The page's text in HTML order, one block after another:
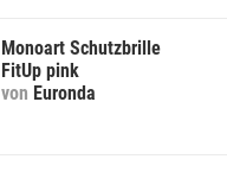
Monoart Schutzbrille
FitUp pink
von Euronda